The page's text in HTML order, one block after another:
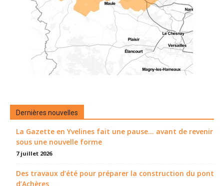
Dernières nouvelles
La Gazette en Yvelines fait une pause... avant de revenir
sous une nouvelle forme
7 juillet 2026
Des travaux d’été pour préparer la construction du pont
d’Achères